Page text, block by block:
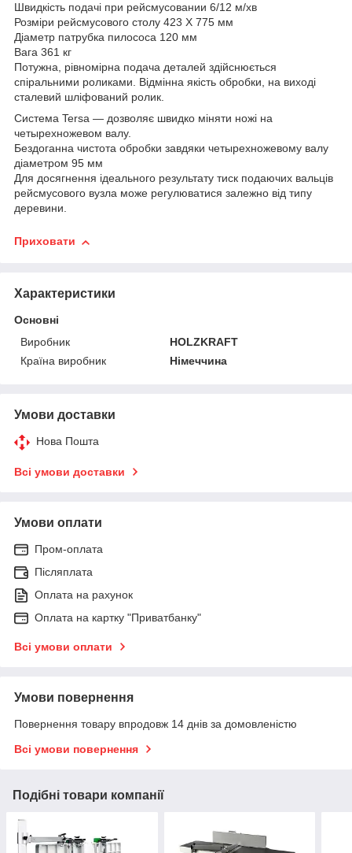
Швидкість подачі при рейсмусовании 6/12 м/хв
Розміри рейсмусового столу 423 X 775 мм
Діаметр патрубка пилососа 120 мм
Вага 361 кг
Потужна, рівномірна подача деталей здійснюється
спіральними роликами. Відмінна якість обробки, на виході
сталевий шліфований ролик.
Система Tersa — дозволяє швидко міняти ножі на
четырехножевом валу.
Бездоганна чистота обробки завдяки четырехножевому валу
діаметром 95 мм
Для досягнення ідеального результату тиск подаючих вальців
рейсмусового вузла може регулюватися залежно від типу
деревини.
Приховати
Характеристики
Основні
Виробник
HOLZKRAFT
Країна виробник
Німеччина
Умови доставки
Нова Пошта
Всі умови доставки
Умови оплати
Пром-оплата
Післяплата
Оплата на рахунок
Оплата на картку "Приватбанку"
Всі умови оплати
Умови повернення
Повернення товару впродовж 14 днів за домовленістю
Всі умови повернення
Подібні товари компанії